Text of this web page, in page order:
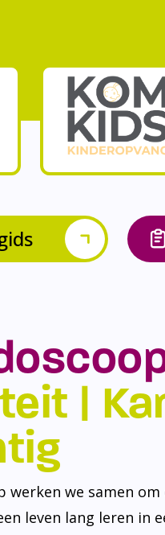
|
werken we samen
leven lang leren in
We geven